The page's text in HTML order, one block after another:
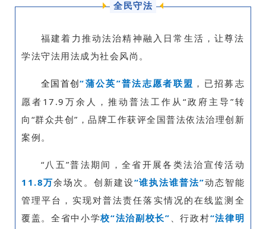
全民守法
福建着力推动法治精神融入日常生活，让尊法
学法守法用法成为社会风尚。
全国首创“蒲公英”普法志愿者联盟 ，已招募志
愿者17.9万余人，推动普法工作从“政府主导”转
向“群众共创”，品牌工作获评全国普法依法治理创新
案例。
“八五”普法期间，全省开展各类法治宣传活动
11.8万余场次。创新建设“谁执法谁普法”动态智能
管理平台，实现对普法责任落实情况的在线监测全
覆盖。全省中小学校“法治副校长” 、行政村“法律明